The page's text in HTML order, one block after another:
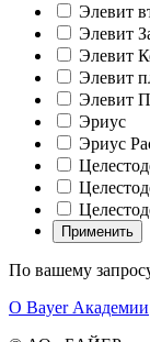
Элевит
Элевит
Элевит
Элевит
Элевит
Эриус
Эриус
Применить
По вашему
О Bayer Академии